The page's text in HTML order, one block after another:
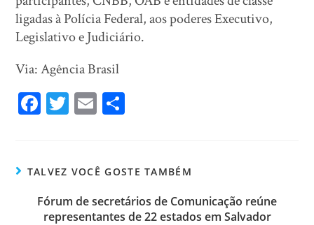
ligadas à Polícia Federal, aos poderes Executivo,
Legislativo e Judiciário.
Via: Agência Brasil
Fa
ok
T
er
E
TALVEZ VOCÊ GOSTE TAMBÉM
Fórum de secretários de Comunicação reúne
representantes de 22 estados em Salvador